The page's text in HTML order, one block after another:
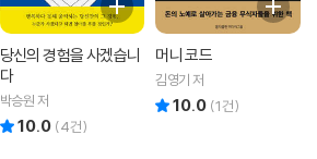
당신의 경험을 사겠습니
다
박승원 저
10.0 (4건)
머니 코드
김영기 저
10.0 (1건)